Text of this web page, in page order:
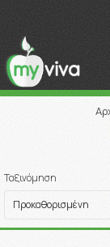
Ταξινόμηση